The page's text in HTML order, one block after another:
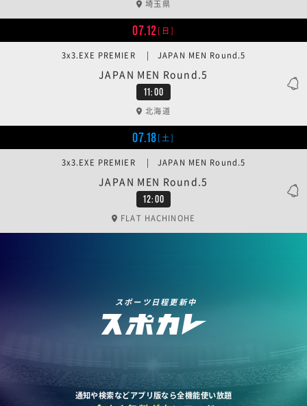
埼玉県
07.12[日]
11:00
JAPAN MEN Round.5
3x3.EXE PREMIER | JAPAN MEN Round.5
北海道
07.18[土]
12:00
JAPAN MEN Round.5
3x3.EXE PREMIER | JAPAN MEN Round.5
FLAT HACHINOHE
スポーツ日程更新中
通知や検索などアプリ版なら全機能使い放題